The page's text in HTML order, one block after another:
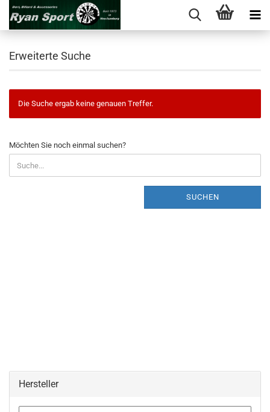
Erweiterte Suche
Die Suche ergab keine genauen Treffer.
MÖCHTEN
SIE
NOCH
EINMAL
Möchten Sie noch einmal suchen?
SUCHEN
Hersteller